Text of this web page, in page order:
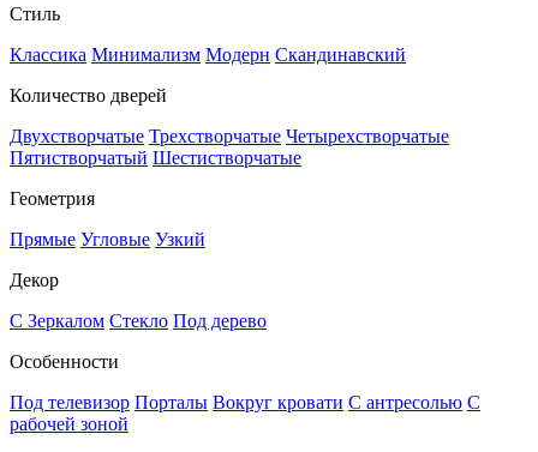
Стиль
Классика Минимализм Модерн Скандинавский
Количество дверей
Двухстворчатые Трехстворчатые Четырехстворчатые
Пятистворчатый Шестистворчатые
Геометрия
Прямые Угловые Узкий
Декор
С Зеркалом Стекло Под дерево
Особенности
Под телевизор Порталы Вокруг кровати С антресолью С
рабочей зоной